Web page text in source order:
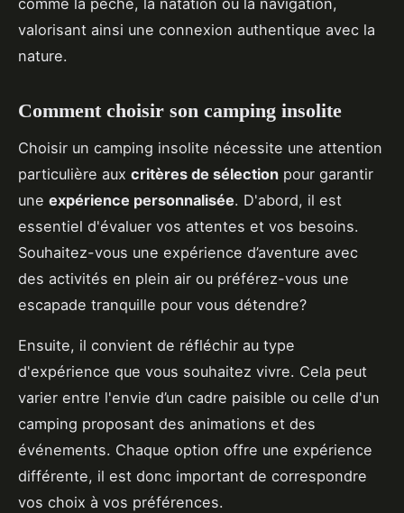
comme la pêche, la natation ou la navigation,
valorisant ainsi une connexion authentique avec la
nature.
Comment choisir son camping insolite
Choisir un camping insolite nécessite une attention
particulière aux critères de sélection pour garantir
une expérience personnalisée. D'abord, il est
essentiel d'évaluer vos attentes et vos besoins.
Souhaitez-vous une expérience d’aventure avec
des activités en plein air ou préférez-vous une
escapade tranquille pour vous détendre?
Ensuite, il convient de réfléchir au type
d'expérience que vous souhaitez vivre. Cela peut
varier entre l'envie d’un cadre paisible ou celle d'un
camping proposant des animations et des
événements. Chaque option offre une expérience
différente, il est donc important de correspondre
vos choix à vos préférences.